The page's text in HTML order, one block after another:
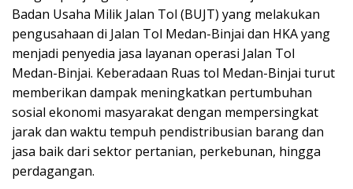
Badan Usaha Milik Jalan Tol (BUJT) yang melakukan
pengusahaan di Jalan Tol Medan-Binjai dan HKA yang
menjadi penyedia jasa layanan operasi Jalan Tol
Medan-Binjai. Keberadaan Ruas tol Medan-Binjai turut
memberikan dampak meningkatkan pertumbuhan
sosial ekonomi masyarakat dengan mempersingkat
jarak dan waktu tempuh pendistribusian barang dan
jasa baik dari sektor pertanian, perkebunan, hingga
perdagangan.